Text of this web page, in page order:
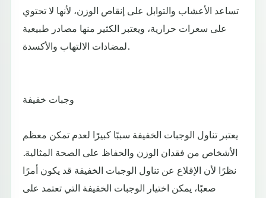
تساعد الأعشاب والتوابل على إنقاص الوزن، لأنها لا تحتوي
على سعرات حرارية، ويعتبر الكثير منها مصادر طبيعية
لمضادات الالتهاب والأكسدة.
وجبات خفيفة
يعتبر تناول الوجبات الخفيفة سببًا كبيرًا لعدم تمكن معظم
الأشخاص من فقدان الوزن والحفاظ على الصحة المثالية.
نظرًا لأن الإقلاع عن تناول الوجبات الخفيفة قد يكون أمرًا
صعبًا، يمكن اختيار الوجبات الخفيفة التي تعتمد على